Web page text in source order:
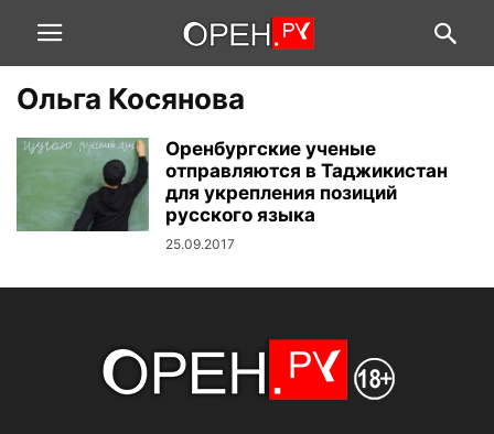
Ольга Косянова
Оренбургские ученые
отправляются в Таджикистан
для укрепления позиций
русского языка
25.09.2017